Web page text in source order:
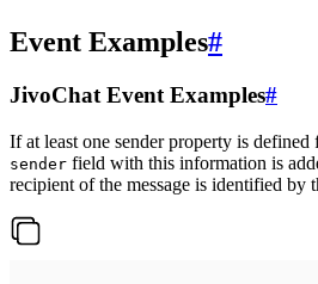
Event Examples#
JivoChat Event Examples#
If at least one sender property is defined
sender field with this information is
recipient of the message is identified by